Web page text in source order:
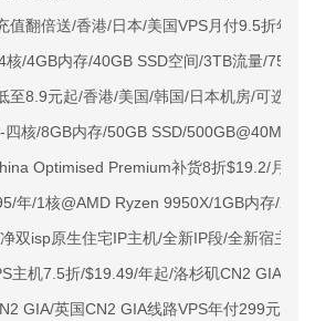
值翻倍送/香港/日本/美国VPS月付9.5折年
核/4GB内存/40GB SSD空间/3TB流量/
至8.9元起/香港/美国/韩国/日本机房/可选
四核/8GB内存/50GB SSD/
Optimised Premium补货8折$19.2/月起
年/1核@AMD Ryzen 9950X/1GB内存/
双isp原生住宅IP主机/全新IP段/全新宿主机
主机7.5折/$19.49/年起/洛杉矶CN2 GIA/日
GIA/英国CN2 GIA线路VPS年付299元起